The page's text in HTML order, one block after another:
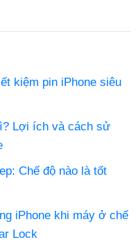
kiệm pin iPhone siêu
Lợi ích và cách sử
Chế độ nào là tốt
iPhone khi máy ở chế
Lock